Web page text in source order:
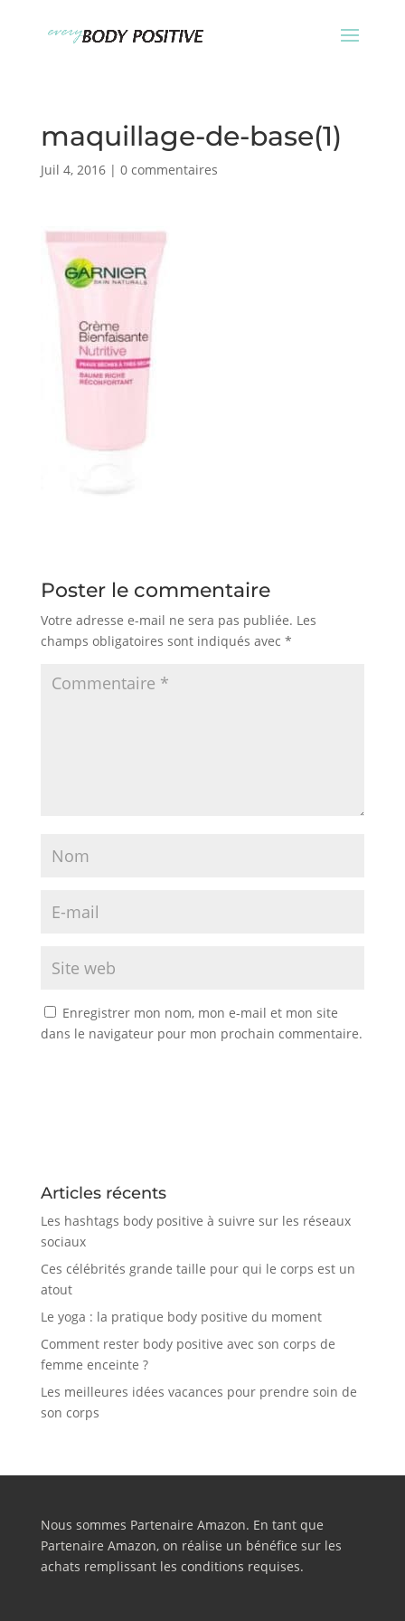
maquillage-de-base(1)
Juil 4, 2016| 0 commentaires
Poster le commentaire
Votre adresse e-mail ne sera pas publiée. Les
champs obligatoires sont indiqués avec *
Enregistrer mon nom, mon e-mail et mon site
dans le navigateur pour mon prochain commentaire.
Articles récents
Les hashtags body positive à suivre sur les réseaux
sociaux
Ces célébrités grande taille pour qui le corps est un
atout
Le yoga : la pratique body positive du moment
Comment rester body positive avec son corps de
femme enceinte ?
Les meilleures idées vacances pour prendre soin de
son corps
Nous sommes Partenaire Amazon. En tant que
Partenaire Amazon, on réalise un bénéfice sur les
achats remplissant les conditions requises.